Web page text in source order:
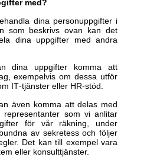
med?
dina personuppgifter i
som beskrivs ovan kan det
dina uppgifter med andra
dina uppgifter komma att
exempelvis om dessa utför
IT‑tjänster eller HR‑stöd.
även komma att delas med
representanter som vi anlitar
för vår räkning, under
av sekretess och följer
Det kan till exempel vara
eller konsulttjänster.